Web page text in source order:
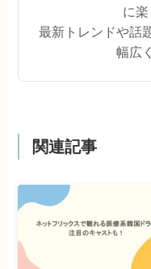
に楽
最新トレンドや話
幅広
関連記事